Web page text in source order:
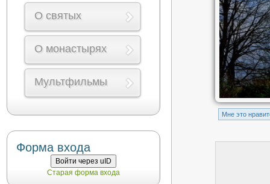
Mне это
О святых
О монастырях
Мультфильмы
Форма входа
Войти через uID
Старая форма входа